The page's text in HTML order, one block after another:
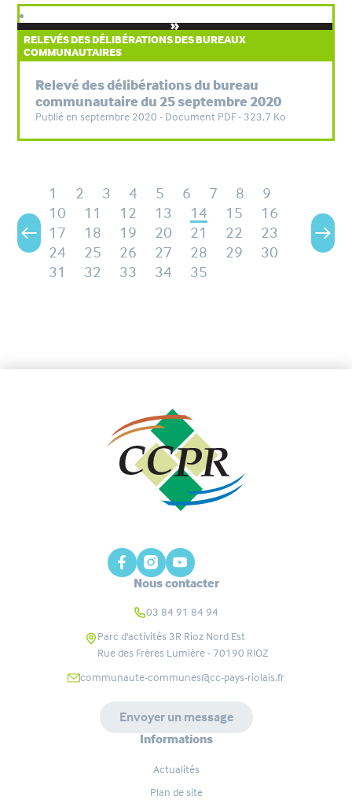
RELEVÉS DES DÉLIBÉRATIONS DES BUREAUX
COMMUNAUTAIRES
Relevé des délibérations du bureau
communautaire du 25 septembre 2020
Publié en septembre 2020 - Document PDF - 323,7 Ko
1 2 3 4 5 6 7 8
9
10
11 12 13 14 15
16
17
18 19 20 21 22
23
24
25 26 27 28 29
30
31
32 33 34 35
Nous contacter
03 84 91 84 94
Parc d'activités 3R Rioz Nord Est
Rue des Frères Lumière - 70190 RIOZ
communaute-communes@cc-pays-riolais.fr
Envoyer un message
Informations
Actualités
Plan de site